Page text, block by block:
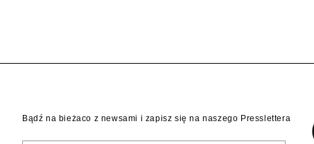
Bądź na bieżaco z newsami i zapisz się na naszego Presslettera